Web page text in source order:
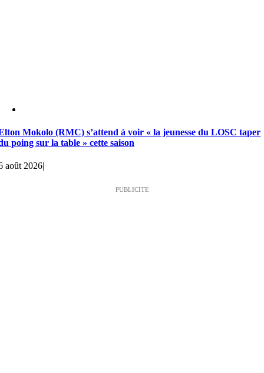
Mokolo (RMC) s’attend à voir « la jeunesse du LOSC taper
poing sur la table » cette saison
août 2026|
PUBLICITE